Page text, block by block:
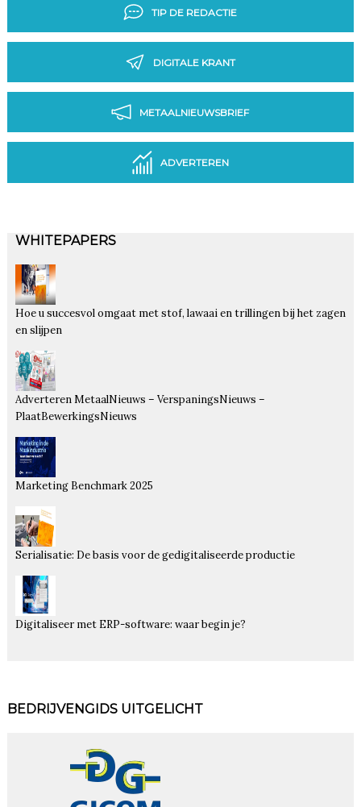
TIP DE REDACTIE
DIGITALE KRANT
METAALNIEUWSBRIEF
ADVERTEREN
WHITEPAPERS
Hoe u succesvol omgaat met stof, lawaai en trillingen bij het zagen
en slijpen
Adverteren MetaalNieuws – VerspaningsNieuws –
PlaatBewerkingsNieuws
Marketing Benchmark 2025
Serialisatie: De basis voor de gedigitaliseerde productie
Digitaliseer met ERP-software: waar begin je?
BEDRIJVENGIDS UITGELICHT